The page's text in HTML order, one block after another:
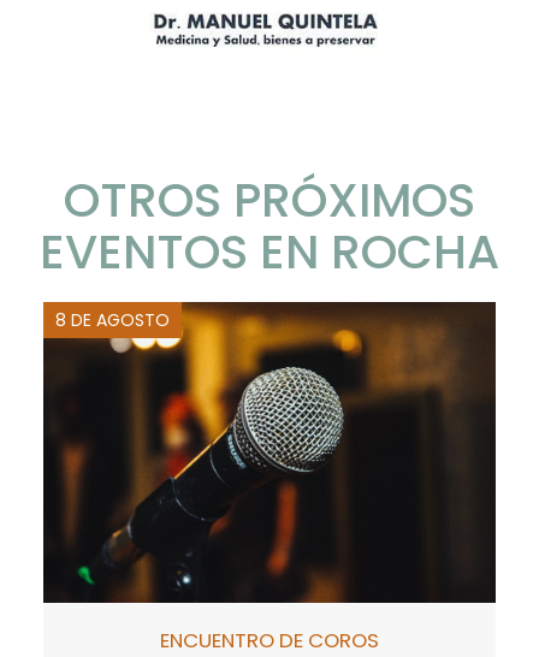
OTROS PRÓXIMOS
EVENTOS EN ROCHA
8 DE AGOSTO
ENCUENTRO DE COROS